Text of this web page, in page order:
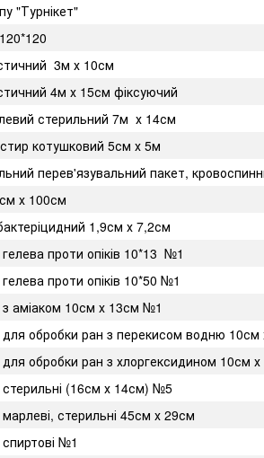
"Турнікет"
3м х 10см
4м х 15см фіксуючий
стерильний 7м х 14см
котушковий 5см х 5м
перев'язувальний пакет,
х 100см
1,9см х 7,2см
проти опіків 10*13 №1
проти опіків 10*50 №1
аміаком 10см х 13см №1
для обробки ран з перекисом водню
обробки ран з хлоргексидином 10см
(16см х 14см) №5
стерильні 45см х 29см
№1